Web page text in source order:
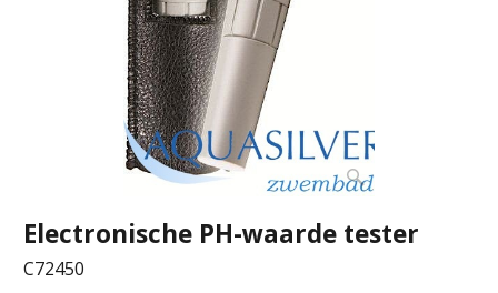
Electronische PH-waarde tester
C72450